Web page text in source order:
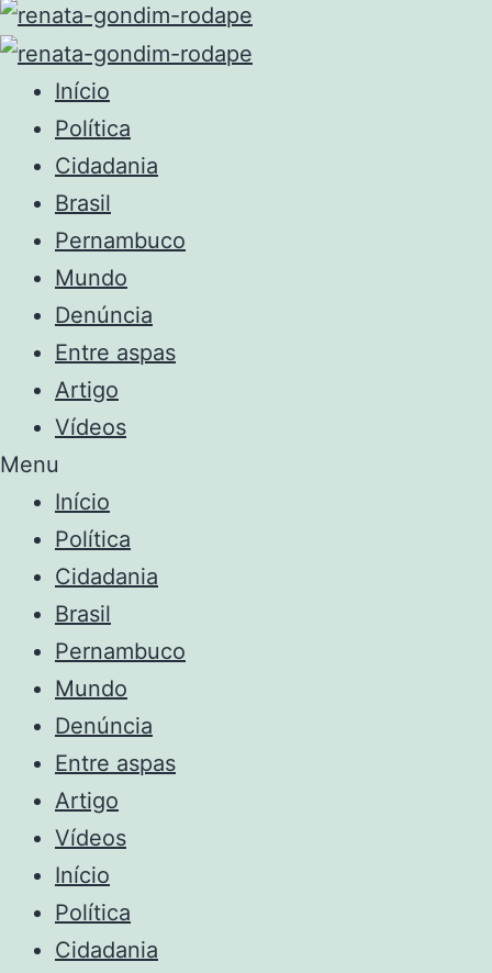
Início
Política
Cidadania
Brasil
Pernambuco
Mundo
Denúncia
Entre aspas
Artigo
Vídeos
Menu
Início
Política
Cidadania
Brasil
Pernambuco
Mundo
Denúncia
Entre aspas
Artigo
Vídeos
Início
Política
Cidadania